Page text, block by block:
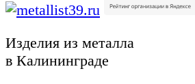
Изделия из металла
в Калининграде